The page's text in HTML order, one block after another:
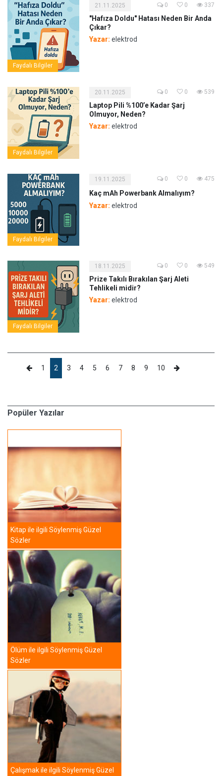
Faydalı Bilgiler
21.11.2025 0 0 337
"Hafıza Doldu" Hatası Neden Bir Anda
Çıkar?
Yazar: elektrod
Faydalı Bilgiler
20.11.2025 0 0 539
Laptop Pili %100’e Kadar Şarj
Olmuyor, Neden?
Yazar: elektrod
Faydalı Bilgiler
19.11.2025 0 0 475
Kaç mAh Powerbank Almalıyım?
Yazar: elektrod
Faydalı Bilgiler
18.11.2025 0 0 549
Prize Takılı Bırakılan Şarj Aleti
Tehlikeli midir?
Yazar: elektrod
1 2 3 4 5 6 7 8 9 10
Popüler Yazılar
Kitap ile ilgili Söylenmiş Güzel
Sözler
Ölüm ile ilgili Söylenmiş Güzel
Sözler
Çalışmak ile ilgili Söylenmiş Güzel